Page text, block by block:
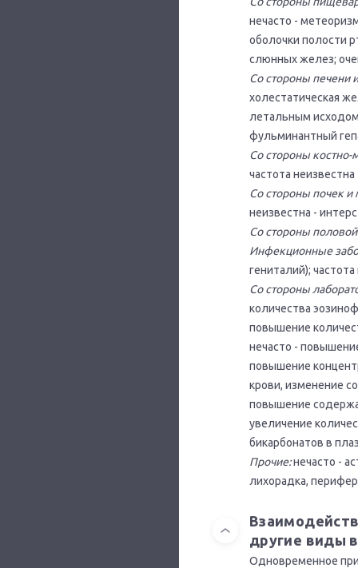
нечасто -
оболочки полости
слюнных желез;
Со стороны печени
холестатическая
летальным
фульминантный
Со стороны
частота неизвестна
Со стороны почек
неизвестна -
Со стороны
Инфекционные
гениталий);
Со стороны
количества
повышение
нечасто -
повышение
крови, изменение
повышение
увеличение
бикарбонатов в
Прочие:нечасто -
лихорадка,
другие виды
Одновременное